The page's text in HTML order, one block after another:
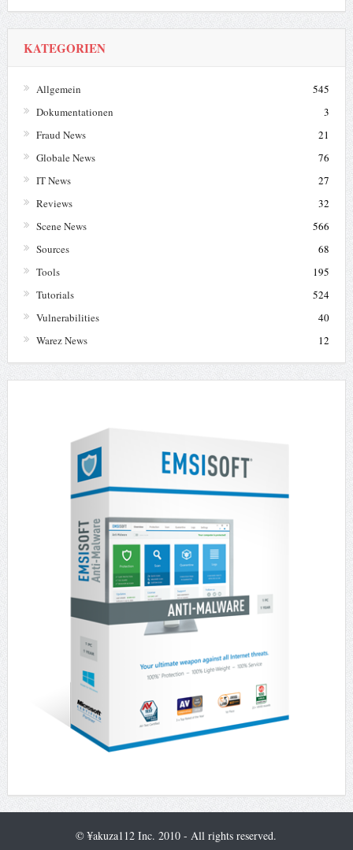
KATEGORIEN
Allgemein
545
Dokumentationen
3
Fraud News
21
Globale News
76
IT News
27
Reviews
32
Scene News
566
Sources
68
Tools
195
Tutorials
524
Vulnerabilities
40
Warez News
12
© ¥akuza112 Inc. 2010 - All rights reserved.